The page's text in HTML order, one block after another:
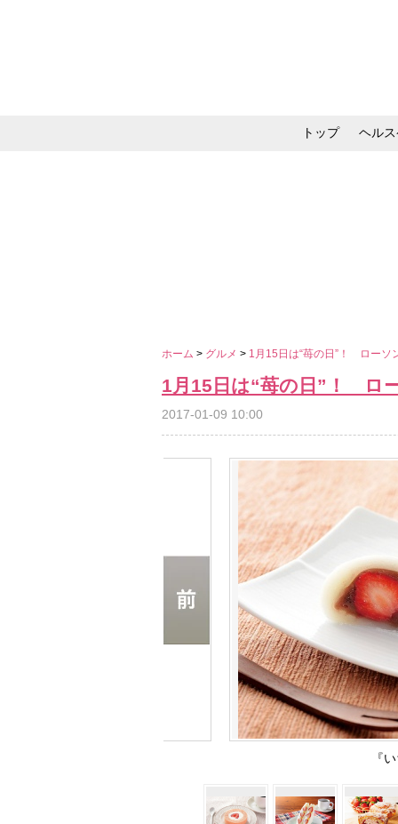
トップ ヘル
ホーム > グルメ > 1月15日は“苺の日”！ ローソ
1月15日は“苺の日”！ ロ
2017-01-09 10:00
『